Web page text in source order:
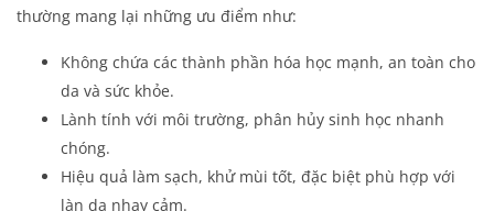
thường mang lại những ưu điểm như:
Không chứa các thành phần hóa học mạnh, an toàn cho
da và sức khỏe.
Lành tính với môi trường, phân hủy sinh học nhanh
chóng.
Hiệu quả làm sạch, khử mùi tốt, đặc biệt phù hợp với
làn da nhạy cảm.